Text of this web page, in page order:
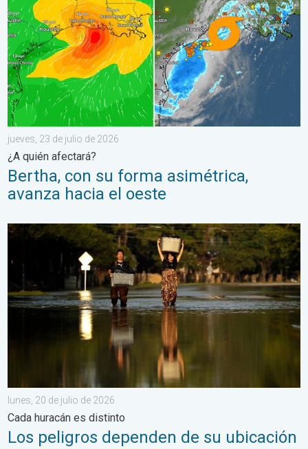
jueves, 23 de julio de 2026
¿A quién afectará?
Bertha, con su forma asimétrica,
avanza hacia el oeste
Los peligros dependen de su ubicación. Cada huracán es
lunes, 20 de julio de 2026
Cada huracán es distinto
Los peligros dependen de su ubicación